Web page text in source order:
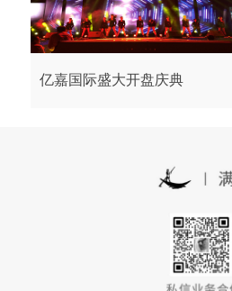
亿嘉国际盛大开盘庆典